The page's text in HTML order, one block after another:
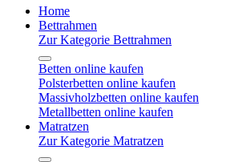
Home
Bettrahmen
Zur Kategorie Bettrahmen
Betten online kaufen
Polsterbetten online kaufen
Massivholzbetten online kaufen
Metallbetten online kaufen
Matratzen
Zur Kategorie Matratzen